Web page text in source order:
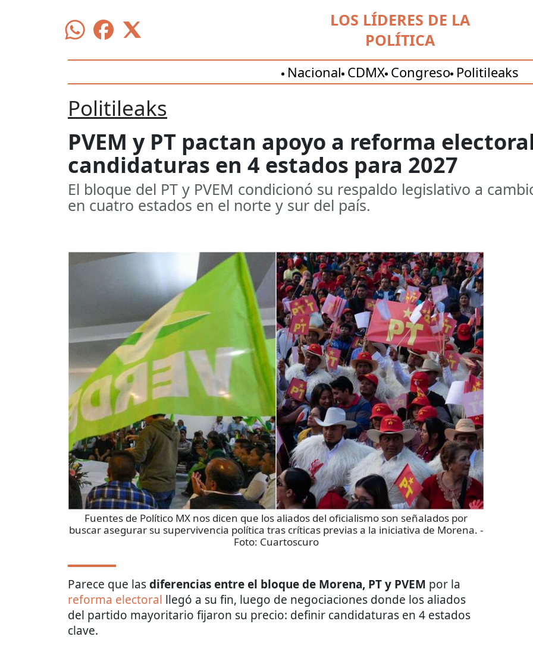
LOS LÍDERES DE LA
POLÍTICA
Nacional CDMX Congreso Politileaks
Politileaks
PVEM y PT pactan apoyo a reforma
candidaturas en 4 estados para 2027
El bloque del PT y PVEM condicionó su respaldo legislativo a
en cuatro estados en el norte y sur del país.
Fuentes de Político MX nos dicen que los aliados del oficialismo son señalados por
buscar asegurar su supervivencia política tras críticas previas a la iniciativa de Morena. -
Foto: Cuartoscuro
Parece que lasdiferencias entre el bloque de Morena, PT y PVEM por la
reforma electoral llegó a su fin, luego de negociaciones donde los aliados
del partido mayoritario fijaron su precio: definir candidaturas en 4 estados
clave.